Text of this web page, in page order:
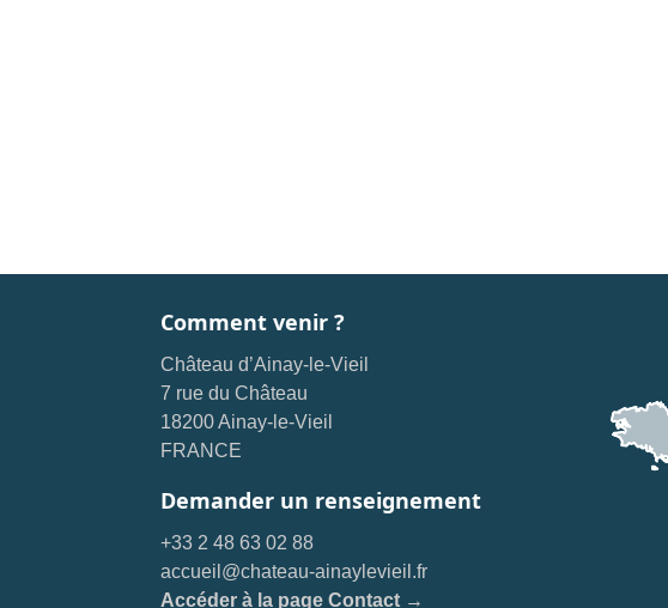
Comment venir ?
Château d’Ainay-le-Vieil
7 rue du Château
18200 Ainay-le-Vieil
FRANCE
Demander un renseignement
+33 2 48 63 02 88
accueil@chateau-ainaylevieil.fr
Accéder à la page Contact →